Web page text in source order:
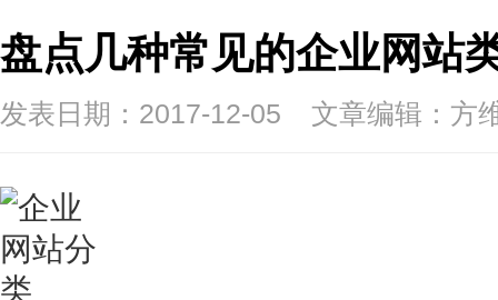
盘点几种常见的企业网站
发表日期：2017-12-05 文章编辑：方